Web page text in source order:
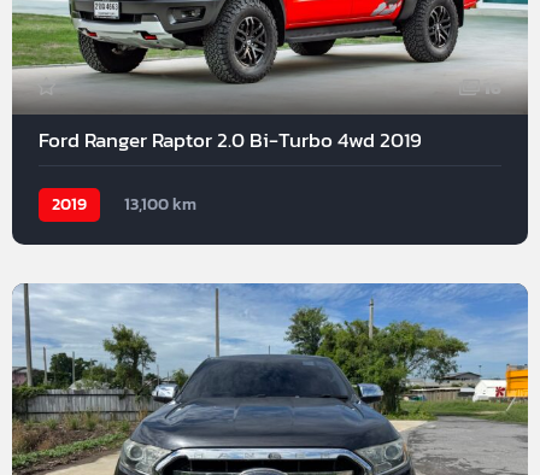
16
Ford Ranger Raptor 2.0 Bi-Turbo 4wd 2019
2019 13,100 km